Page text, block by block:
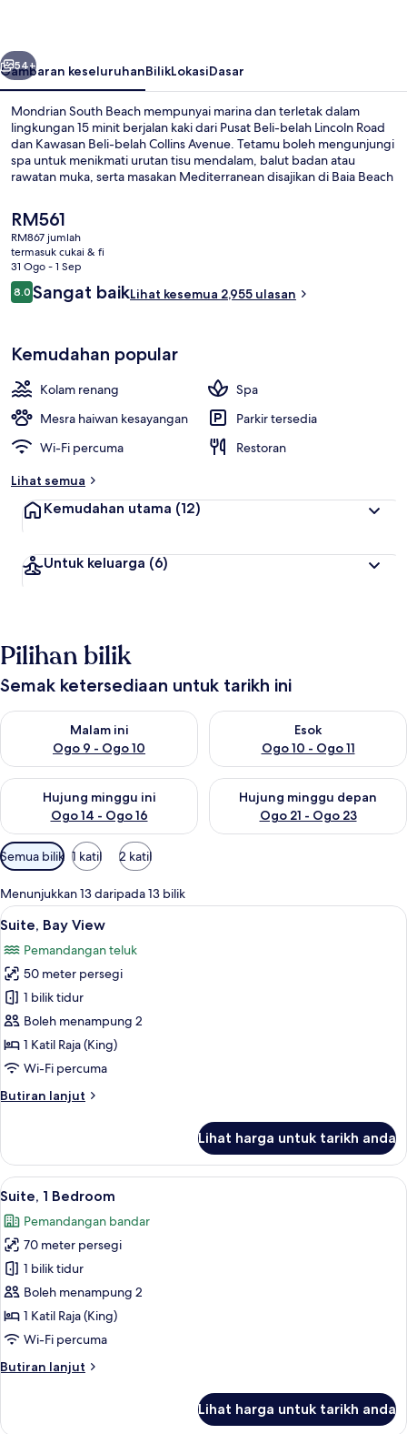
Seterusnya
54+
Gambaran keseluruhanBilikLokasiDasar
Mondrian South Beach mempunyai marina dan terletak dalam
lingkungan 15 minit berjalan kaki dari Pusat Beli-belah Lincoln Road
dan Kawasan Beli-belah Collins Avenue. Tetamu boleh mengunjungi
spa untuk menikmati urutan tisu mendalam, balut badan atau
rawatan muka, serta masakan Mediterranean disajikan di Baia Beach
malam. There's kolam renang terbuka dan bar tepi kolam, dan
kemudahan dalam bilik di hotel mewah ini termasuk peti sejuk dan
ketuhar gelombang mikro. Kolam renang dan kakitangan mendapat
pujian daripada pengembara lain.
Harga
semasa
ialah
RM561
RM561
RM867 jumlah
termasuk cukai & fi
31 Ogo - 1 Sep
Ulasan
8.08.0 daripada 10
Sangat baikLihat kesemua 2,955 ulasan
Kemudahan popular
Kolam renang
Spa
Mesra haiwan kesayangan
Parkir tersedia
Wi-Fi percuma
Restoran
Lihat semua
Kemudahan utama (12)
Untuk keluarga (6)
Pilihan bilik
Semak ketersediaan untuk tarikh ini
Malam ini
Ogo 9 - Ogo 10
Semak ketersediaan untuk malam ini Ogo 9 - Ogo 10
Esok
Ogo 10 - Ogo 11
Semak ketersediaan untuk
Hujung minggu ini
Ogo 14 - Ogo 16
Semak ketersediaan untuk hujung minggu ini Ogo 14 - Ogo 16
Hujung minggu depan
Ogo 21 - Ogo 23
Semak ketersediaan untuk
Penapis
yang
tersedia
untuk
bilik
Semua bilik 1 katil 2 katil
Menunjukkan 13 daripada 13 bilik
Lihat
semua
foto
untuk
Suite,
Bay
View
Cadar kapas Mesir, peralatan
5
Suite, Bay View
Pemandangan teluk
50 meter persegi
1 bilik tidur
Boleh menampung 2
1 Katil Raja (King)
Wi-Fi percuma
Butiran lanjut
Butiran
Bay
View
Lihat harga untuk tarikh anda
Lihat
semua
foto
untuk
Suite,
1
Bedroom
Cadar kapas Mesir, peralatan
4
Suite, 1 Bedroom
Pemandangan bandar
70 meter persegi
1 bilik tidur
Boleh menampung 2
1 Katil Raja (King)
Wi-Fi percuma
Butiran lanjut
Butiran
Lihat harga untuk tarikh anda